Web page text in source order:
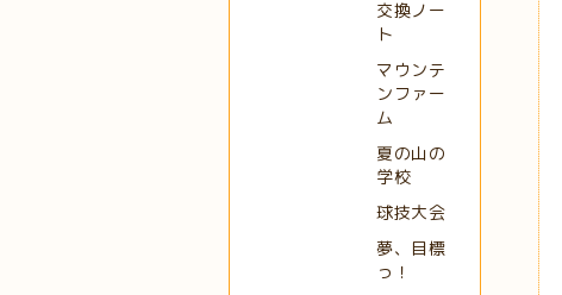
交換ノー
ト
マウンテ
ンファー
ム
夏の山の
学校
球技大会
夢、目標
っ！